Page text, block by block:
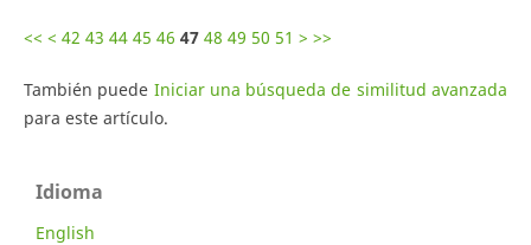
<< < 42 43 44 45 46 47 48 49 50 51 > >>
También puede Iniciar una búsqueda de similitud avanzada
para este artículo.
Idioma
English